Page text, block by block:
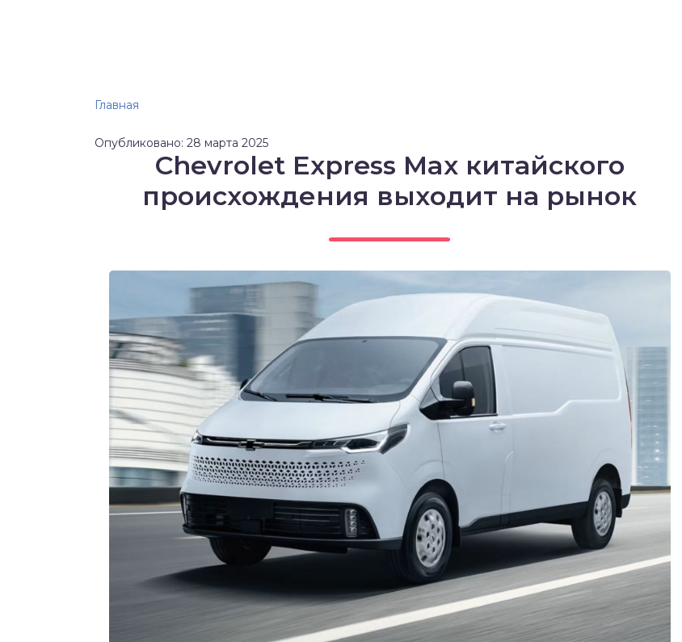
Главная
Опубликовано: 28 марта 2025
Chevrolet Express Max китайского
происхождения выходит на рынок